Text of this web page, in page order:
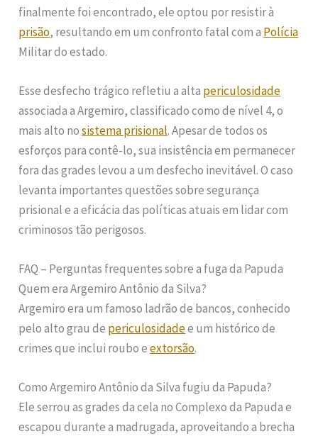
finalmente foi encontrado, ele optou por resistir à
prisão, resultando em um confronto fatal com a Polícia
Militar do estado.
Esse desfecho trágico refletiu a alta periculosidade
associada a Argemiro, classificado como de nível 4, o
mais alto nosistema prisional. Apesar de todos os
esforços para contê-lo, sua insistência em permanecer
fora das grades levou a um desfecho inevitável. O caso
levanta importantes questões sobre segurança
prisional e a eficácia das políticas atuais em lidar com
criminosos tão perigosos.
FAQ – Perguntas frequentes sobre a fuga da Papuda
Quem era Argemiro Antônio da Silva?
Argemiro era um famoso ladrão de bancos, conhecido
pelo alto grau de periculosidadee um histórico de
crimes que inclui roubo eextorsão.
Como Argemiro Antônio da Silva fugiu da Papuda?
Ele serrou as grades da cela no Complexo da Papuda e
escapou durante a madrugada, aproveitando a brecha